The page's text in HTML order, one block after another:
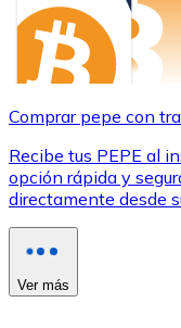
Comprar pepe con
Recibe tus PEPE al
opción rápida y
directamente desde
Ver más